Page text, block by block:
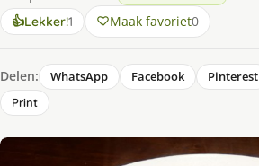
👍Lekker!1 keer
lekker
Maak favoriet0
Delen: WhatsApp Facebook Pinterest
Print